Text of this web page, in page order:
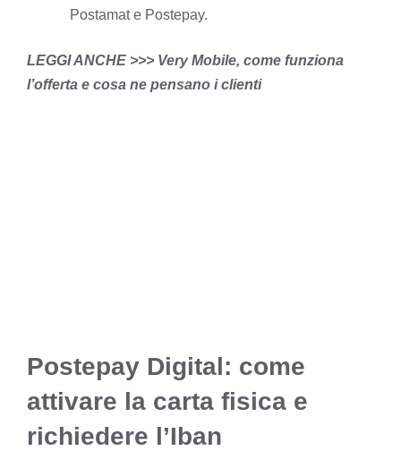
Postamat e Postepay.
LEGGI ANCHE >>> Very Mobile, come funziona
l’offerta e cosa ne pensano i clienti
Postepay Digital: come
attivare la carta fisica e
richiedere l’Iban